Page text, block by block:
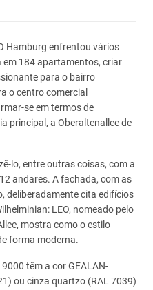
Hamburg enfrentou vários
em 184 apartamentos, criar
para o bairro
o centro comercial
se em termos de
principal, a Oberaltenallee de
lo, entre outras coisas, com a
andares. A fachada, com as
deliberadamente cita edifícios
LEO, nomeado pelo
mostra como o estilo
forma moderna.
têm a cor GEALAN-
ou cinza quartzo (RAL 7039)